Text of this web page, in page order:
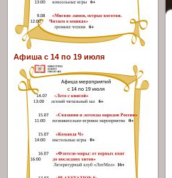
Афиша с 14 по 19 июля